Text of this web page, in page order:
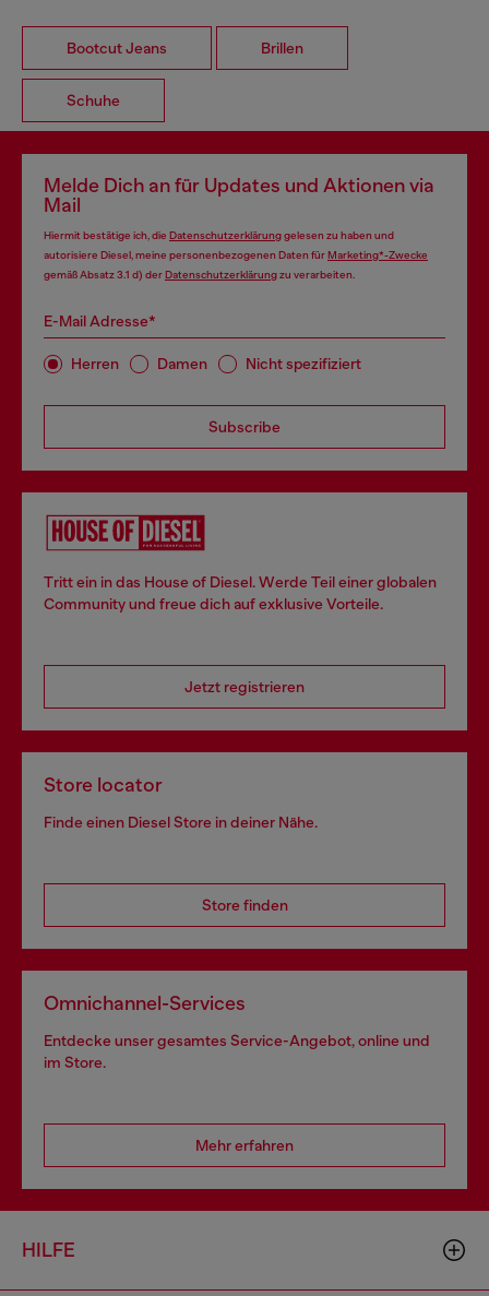
Bootcut Jeans Brillen
Schuhe
Melde Dich an für Updates und Aktionen via
Mail
Hiermit bestätige ich, die Datenschutzerklärunggelesen zu haben und
autorisiere Diesel, meine personenbezogenen Daten fürMarketing*-Zwecke
gemäß Absatz 3.1 d) derDatenschutzerklärungzu verarbeiten.
E-Mail Adresse*
Herren Damen Nicht spezifiziert
Subscribe
Tritt ein in das House of Diesel. Werde Teil einer globalen
Community und freue dich auf exklusive Vorteile.
Jetzt registrieren
Store locator
Finde einen Diesel Store in deiner Nähe.
Store finden
Omnichannel-Services
Entdecke unser gesamtes Service-Angebot, online und
im Store.
Mehr erfahren
HILFE